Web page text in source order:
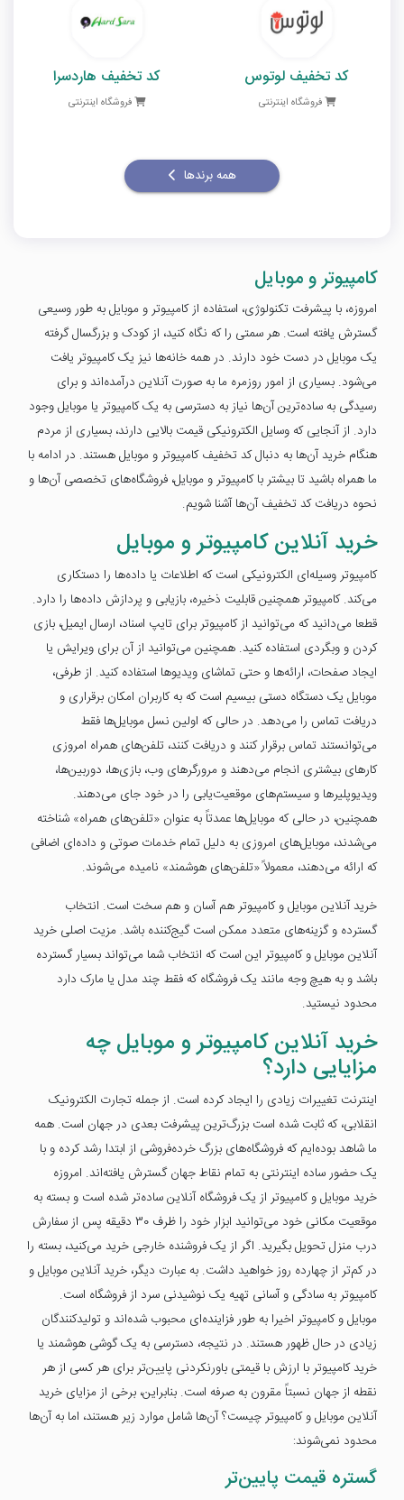
کد تخفیف لوتوس
فروشگاه اینترنتی
کد تخفیف هاردسرا
فروشگاه اینترنتی
همه برندها
کامپیوتر و موبایل
امروزه، با پیشرفت تکنولوژی، استفاده از کامپیوتر و موبایل به طور وسیعی
گسترش یافته است. هر سمتی را که نگاه کنید، از کودک و بزرگسال گرفته
یک موبایل در دست خود دارند. در همه خانه‌ها نیز یک کامپیوتر یافت
می‌شود. بسیاری از امور روزمره ما به صورت آنلاین درآمده‌اند و برای
رسیدگی به ساده‌ترین آن‌ها نیاز به دسترسی به یک کامپیوتر یا موبایل وجود
دارد. از آنجایی که وسایل الکترونیکی قیمت بالایی دارند، بسیاری از مردم
هنگام خرید آن‌ها به دنبال کد تخفیف کامپیوتر و موبایل هستند. در ادامه با
ما همراه باشید تا بیشتر با کامپیوتر و موبایل، فروشگاه‌های تخصصی آن‌ها و
نحوه دریافت کد تخفیف آن‌ها آشنا شویم.
خرید آنلاین کامپیوتر و موبایل
کامپیوتر وسیله‌ای الکترونیکی است که اطلاعات یا داده‌ها را دستکاری
می‌کند. کامپیوتر همچنین قابلیت ذخیره، بازیابی و پردازش داده‌ها را دارد.
قطعا می‌دانید که می‌توانید از کامپیوتر برای تایپ اسناد، ارسال ایمیل، بازی
کردن و وبگردی استفاده کنید. همچنین می‌توانید از آن برای ویرایش یا
ایجاد صفحات، ارائه‌ها و حتی تماشای ویدیوها استفاده کنید. از طرفی،
موبایل یک دستگاه دستی بیسیم است که به کاربران امکان برقراری و
دریافت تماس را می‌دهد. در حالی که اولین نسل موبایل‌ها فقط
می‌توانستند تماس برقرار کنند و دریافت کنند، تلفن‌های همراه امروزی
کارهای بیشتری انجام می‌دهند و مرورگرهای وب، بازی‌ها، دوربین‌ها،
ویدیوپلیرها و سیستم‌های موقعیت‌یابی را در خود جای می‌دهند.
همچنین، در حالی که موبایل‌ها عمدتاً به عنوان «تلفن‌های همراه» شناخته
می‌شدند، موبایل‌های امروزی به دلیل تمام خدمات صوتی و داده‌ای اضافی
که ارائه می‌دهند، معمولاً «تلفن‌های هوشمند» نامیده می‌شوند.
خرید آنلاین موبایل و کامپیوتر هم آسان و هم سخت است. انتخاب
گسترده و گزینه‌های متعدد ممکن است گیج‌کننده باشد. مزیت اصلی خرید
آنلاین موبایل و کامپیوتر این است که انتخاب شما می‌تواند بسیار گسترده
باشد و به هیچ وجه مانند یک فروشگاه که فقط چند مدل یا مارک دارد
محدود نیستید.
خرید آنلاین کامپیوتر و موبایل چه
مزایایی دارد؟
اینترنت تغییرات زیادی را ایجاد کرده است. از جمله تجارت الکترونیک
انقلابی، که ثابت شده است بزرگ‌ترین پیشرفت بعدی در جهان است. همه
ما شاهد بوده‌ایم که فروشگاه‌های بزرگ خرده‌فروشی از ابتدا رشد کرده و با
یک حضور ساده اینترنتی به تمام نقاط جهان گسترش یافته‌اند. امروزه
خرید موبایل و کامپیوتر از یک فروشگاه آنلاین ساده‌تر شده است و بسته به
موقعیت مکانی خود می‌توانید ابزار خود را ظرف 30 دقیقه پس از سفارش
درب منزل تحویل بگیرید. اگر از یک فروشنده خارجی خرید می‌کنید، بسته را
در کم‌تر از چهارده روز خواهید داشت. به عبارت دیگر، خرید آنلاین موبایل و
کامپیوتر به سادگی و آسانی تهیه یک نوشیدنی سرد از فروشگاه است.
موبایل و کامپیوتر اخیرا به طور فزاینده‌ای محبوب شده‌اند و تولیدکنندگان
زیادی در حال ظهور هستند. در نتیجه، دسترسی به یک گوشی هوشمند یا
خرید کامپیوتر با ارزش با قیمتی باورنکردنی پایین‌تر برای هر کسی از هر
نقطه از جهان نسبتاً مقرون به صرفه است. بنابراین، برخی از مزایای خرید
آنلاین موبایل و کامپیوتر چیست؟ آن‌ها شامل موارد زیر هستند، اما به آن‌ها
محدود نمی‌شوند:
گستره قیمت پایین‌تر